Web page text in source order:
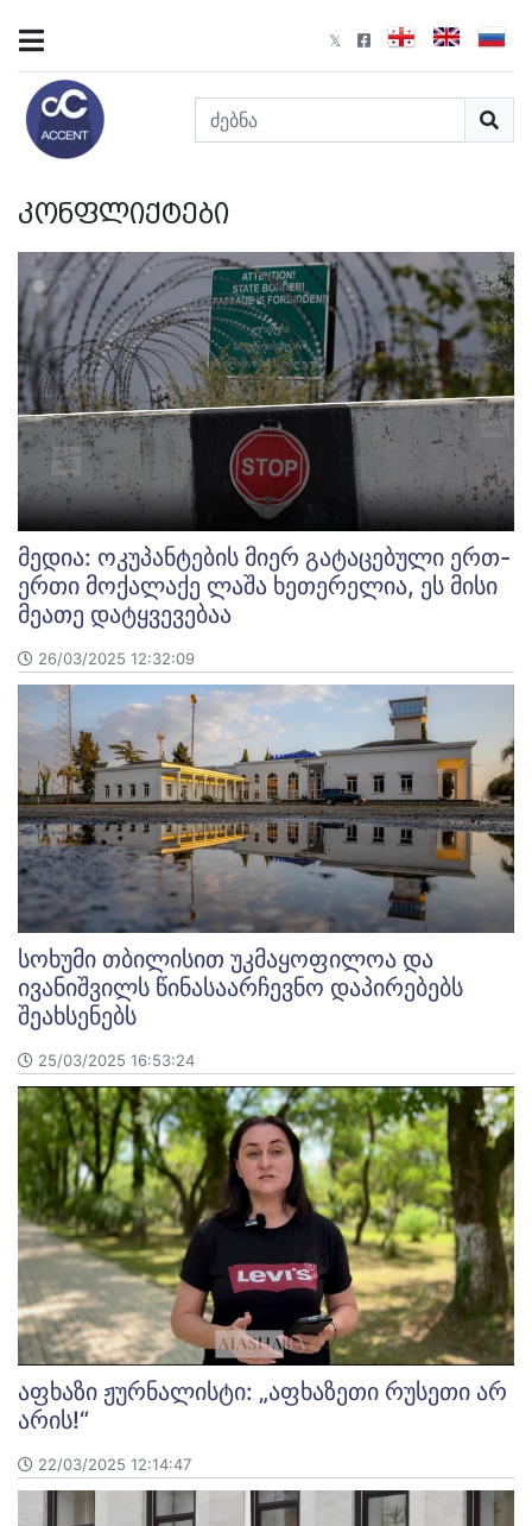
კონფლიქტები
მედია: ოკუპანტების მიერ გატაცებული ერთ-
ერთი მოქალაქე ლაშა ხეთერელია, ეს მისი
მეათე დატყვევებაა
26/03/2025 12:32:09
სოხუმი თბილისით უკმაყოფილოა და
ივანიშვილს წინასაარჩევნო დაპირებებს
შეახსენებს
25/03/2025 16:53:24
აფხაზი ჟურნალისტი: „აფხაზეთი რუსეთი არ
არის!“
22/03/2025 12:14:47